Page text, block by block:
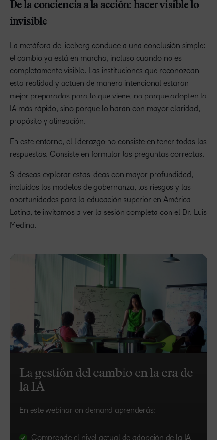
De la conciencia a la acción: hacer visible lo
invisible
La metáfora del iceberg conduce a una conclusión simple:
el cambio ya está en marcha, incluso cuando no es
completamente visible. Las instituciones que reconozcan
esta realidad y actúen de manera intencional estarán
mejor preparadas para lo que viene, no porque adopten la
IA más rápido, sino porque lo harán con mayor claridad,
propósito y alineación.
En este entorno, el liderazgo no consiste en tener todas las
respuestas. Consiste en formular las preguntas correctas.
Si deseas explorar estas ideas con mayor profundidad,
incluidos los modelos de gobernanza, los riesgos y las
oportunidades para la educación superior en América
Latina, te invitamos a ver la sesión completa con el Dr. Luis
Medina.
La gestión del cambio en la era de
la IA
En este webinar on demand aprenderás:​
Comprende el nivel actual de adopción de la IA